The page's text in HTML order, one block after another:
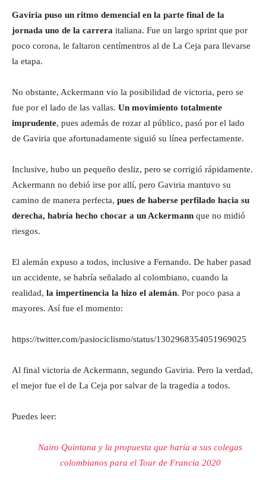
Gaviria puso un ritmo demencial en la parte final de la
jornada uno de la carrera italiana. Fue un largo sprint que por
poco corona, le faltaron centímentros al de La Ceja para llevarse
la etapa.
No obstante, Ackermann vio la posibilidad de victoria, pero se
fue por el lado de las vallas. Un movimiento totalmente
imprudente, pues además de rozar al público, pasó por el lado
de Gaviria que afortunadamente siguió su línea perfectamente.
Inclusive, hubo un pequeño desliz, pero se corrigió rápidamente.
Ackermann no debió irse por allí, pero Gaviria mantuvo su
camino de manera perfecta, pues de haberse perfilado hacia su
derecha, habría hecho chocar a un Ackermann que no midió
riesgos.
El alemán expuso a todos, inclusive a Fernando. De haber pasad
un accidente, se habría señalado al colombiano, cuando la
realidad, la impertinencia la hizo el alemán. Por poco pasa a
mayores. Así fue el momento:
https://twitter.com/pasiociclismo/status/1302968354051969025
Al final victoria de Ackermann, segundo Gaviria. Pero la verdad,
el mejor fue el de La Ceja por salvar de la tragedia a todos.
Puedes leer:
Nairo Quintana y la propuesta que haría a sus colegas
colombianos para el Tour de Francia 2020